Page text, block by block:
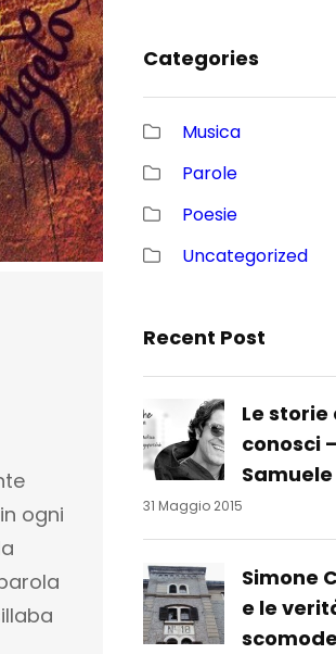
ogni
Categories
Musica
Parole
Poesie
Uncategorized
Recent Post
Le storie
conosci –
31 Maggio 2015
Simone
e le
scomode